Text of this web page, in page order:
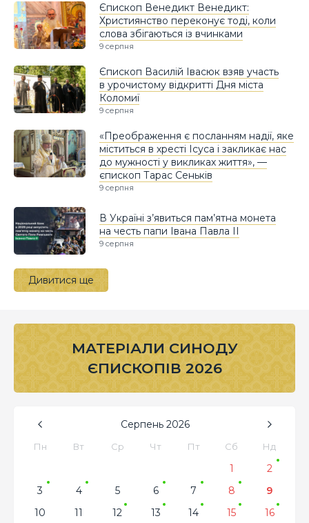
Єпископ Венедикт Венедикт:
Християнство переконує тоді, коли
слова збігаються із вчинками
9 серпня
Єпископ Василій Івасюк взяв участь
в урочистому відкритті Дня міста
Коломиї
9 серпня
«Преображення є посланням надії, яке
міститься в хресті Ісуса і закликає нас
до мужності у викликах життя», —
єпископ Тарас Сеньків
9 серпня
В Україні з’явиться пам’ятна монета
на честь папи Івана Павла II
9 серпня
Дивитися ще
МАТЕРІАЛИ СИНОДУ
ЄПИСКОПІВ 2026
Серпень 2026
Пн Вт Ср Чт Пт Сб Нд
1
2
3
4 5 6 7 8
9
10
11 12 13 14 15
16